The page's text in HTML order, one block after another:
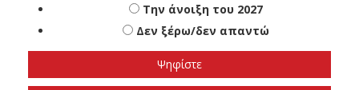
Πότε πιστεύετε ότι θα γίνουν οι εθνικές
εκλογές
Το φθινόπωρο του 2026
Την άνοιξη του 2027